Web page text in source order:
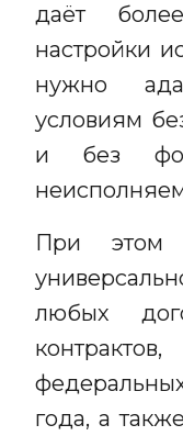
даёт
настройки
нужно
условиям
и без
При этом
любых
года, а